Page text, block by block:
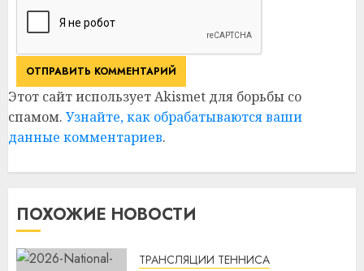
Этот сайт использует Akismet для борьбы со
спамом. Узнайте, как обрабатываются ваши
данные комментариев.
ПОХОЖИЕ НОВОСТИ
ТРАНСЛЯЦИИ ТЕННИСА